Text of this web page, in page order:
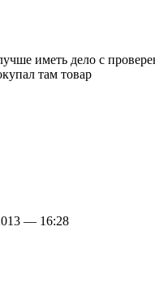
иметь дело с
там товар
— 16:28